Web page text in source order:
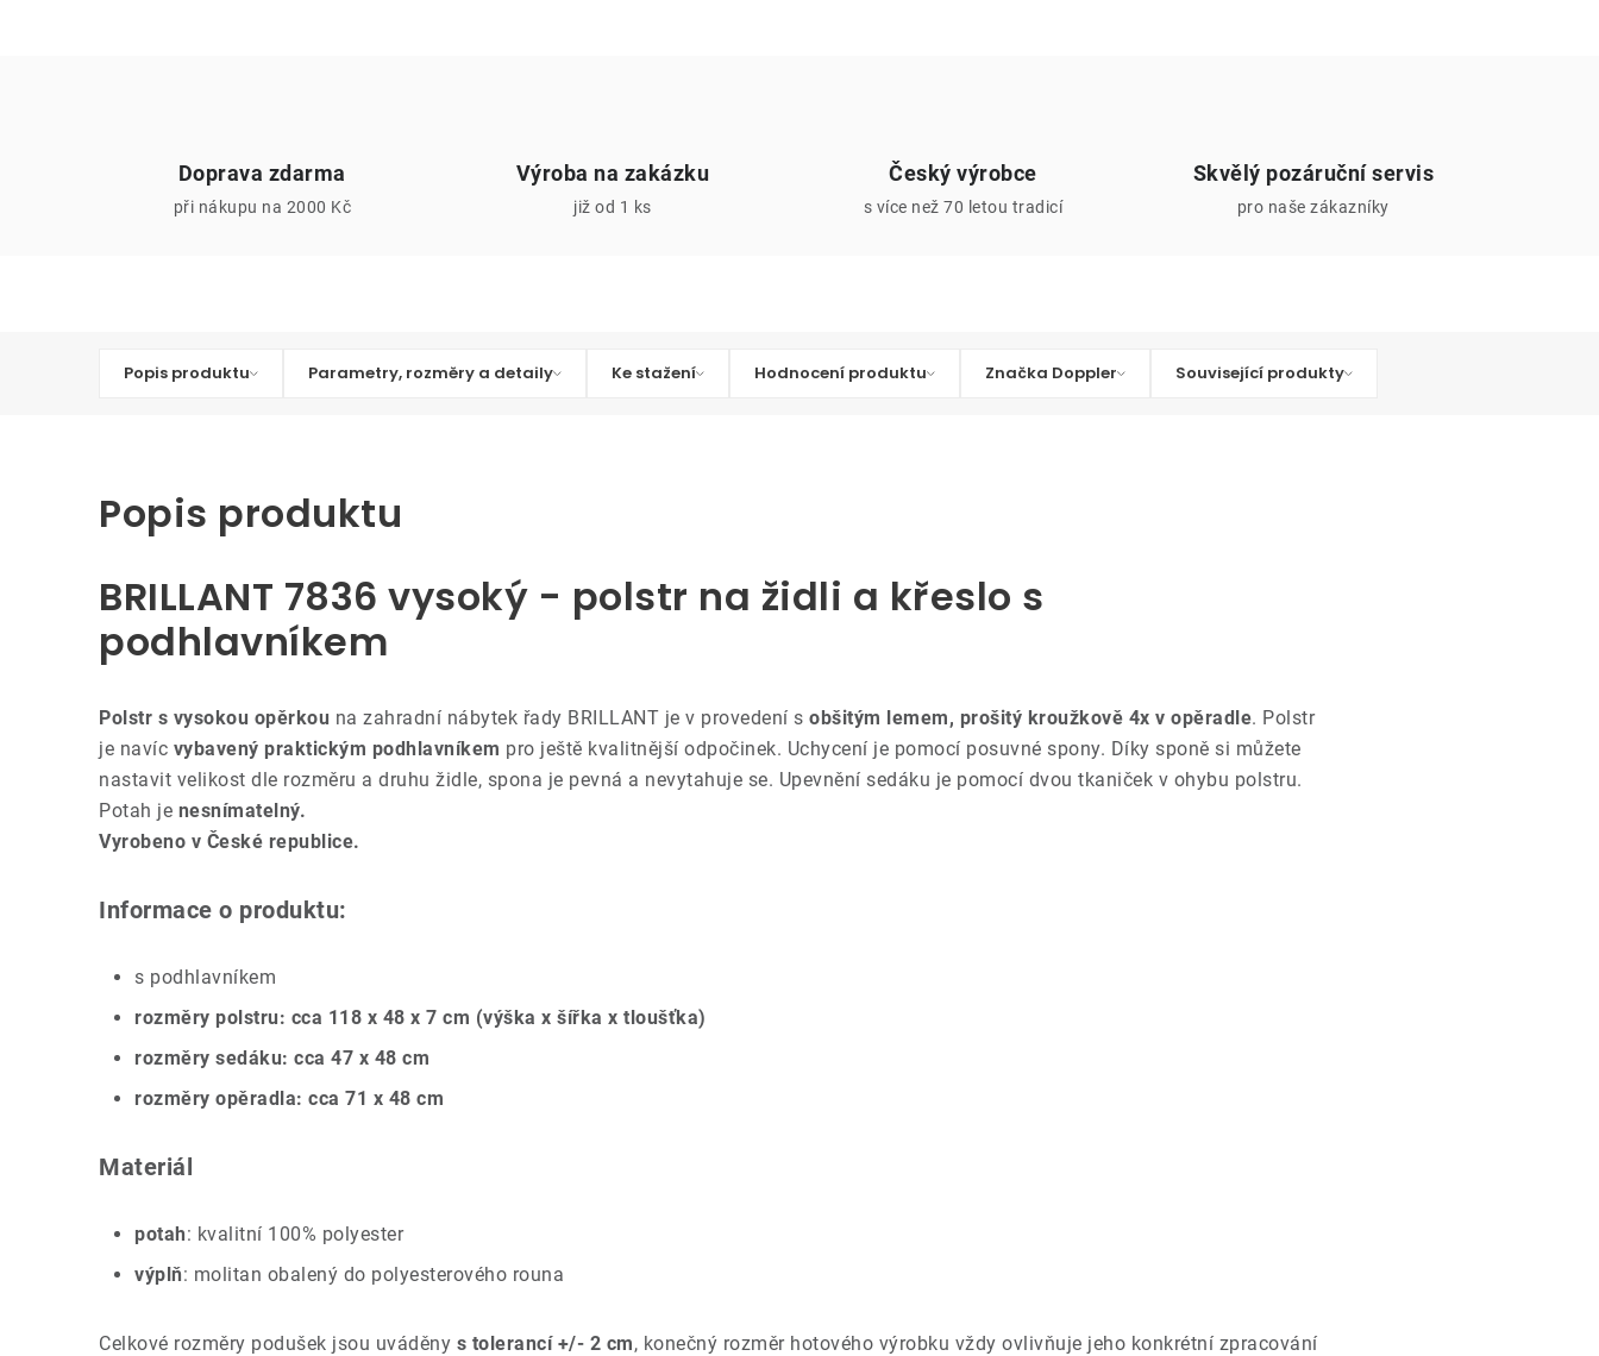
Doprava zdarma
při nákupu na 2000 Kč
Výroba na zakázku
již od 1 ks
Český výrobce
s více než 70 letou tradicí
Skvělý pozáruční servis
pro naše zákazníky
Popis produktu Parametry, rozměry a detaily Ke stažení Hodnocení produktu Značka Doppler Související produkty
Popis produktu
BRILLANT 7836 vysoký - polstr na židli a křeslo s
podhlavníkem
Polstr s vysokou opěrkou na zahradní nábytek řady BRILLANT je v provedení s obšitým lemem, prošitý kroužkově 4x v opěradle. Polstr
je navíc vybavený praktickým podhlavníkem pro ještě kvalitnější odpočinek. Uchycení je pomocí posuvné spony. Díky sponě si můžete
nastavit velikost dle rozměru a druhu židle, spona je pevná a nevytahuje se. Upevnění sedáku je pomocí dvou tkaniček v ohybu polstru.
Potah je nesnímatelný.
Vyrobeno v České republice.
Informace o produktu:
s podhlavníkem
rozměry polstru: cca 118 x 48 x 7 cm (výška x šířka x tloušťka)
rozměry sedáku: cca 47 x 48 cm
rozměry opěradla: cca 71 x 48 cm
Materiál
potah: kvalitní 100% polyester
výplň: molitan obalený do polyesterového rouna
Celkové rozměry podušek jsou uváděny s tolerancí +/- 2 cm, konečný rozměr hotového výrobku vždy ovlivňuje jeho konkrétní zpracování